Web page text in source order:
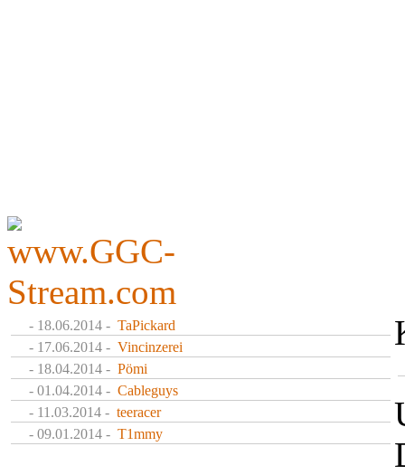
- 18.06.2014 - TaPickard
- 17.06.2014 - Vincinzerei
- 18.04.2014 - Pömi
- 01.04.2014 - Cableguys
- 11.03.2014 - teeracer
- 09.01.2014 - T1mmy